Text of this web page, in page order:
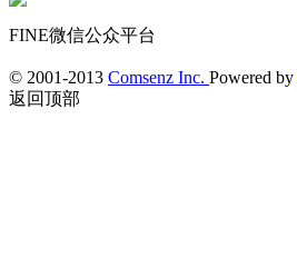
FINE微信公众平台
© 2001-2013 Comsenz Inc. Powered by
返回顶部